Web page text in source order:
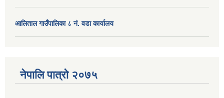
आलिताल गाउँपालिका ८ नं. वडा कार्यालय
नेपालि पात्रो २०७५